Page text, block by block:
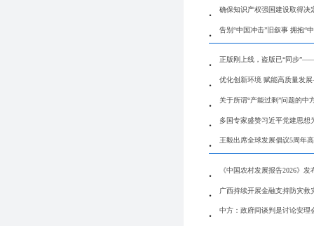
确保知识产权强国建设取得决
告别“中国冲击”旧叙事 拥抱“
正版刚上线，盗版已“同步
优化创新环境 赋能高质量发
关于所谓“产能过剩”问题的中
多国专家盛赞习近平党建思想
王毅出席全球发展倡议5周年
《中国农村发展报告2026》发
广西持续开展金融支持防灾救
中方：政府间谈判是讨论安理